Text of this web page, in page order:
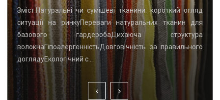
Зміст:Натуральні чи сумішеві тканини: короткий огляд
ситуації на ринкуПереваги натуральних тканин для
базового гардеробаДихаюча структура
волокнаГіпоалергенністьДовговічність за правильного
доглядуЕкологічний с…